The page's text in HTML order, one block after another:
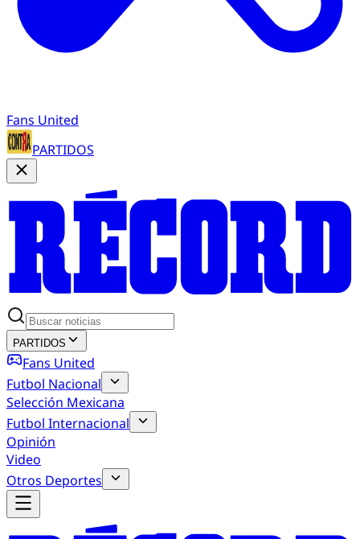
Fans United
PARTIDOS
PARTIDOS
Fans United
Futbol Nacional
Selección Mexicana
Futbol Internacional
Opinión
Video
Otros Deportes